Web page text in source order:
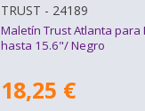
TRUST - 24189
Maletín Trust Atlanta para
hasta 15.6"/ Negro
18,25 €